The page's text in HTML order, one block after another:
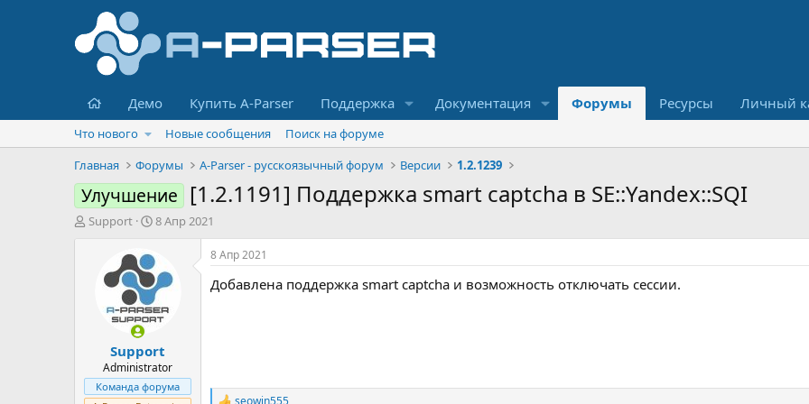
Главная
Демо Купить A-Parser Поддержка Документация Форумы Ресурсы Личный
Что нового Новые сообщения
Поиск на форуме
Главная
Форумы A-Parser - русскоязычный форум Версии 1.2.1239
Улучшение [1.2.1191] Поддержка smart captcha в SE::Yandex::SQI
А
Support
Д
а
н
а
ч
л
а
8 Апр 2021
Support
Administrator
Команда форума
8 Апр 2021
Добавлена поддержка smart captcha и возможность отключать сессии.
seowin555